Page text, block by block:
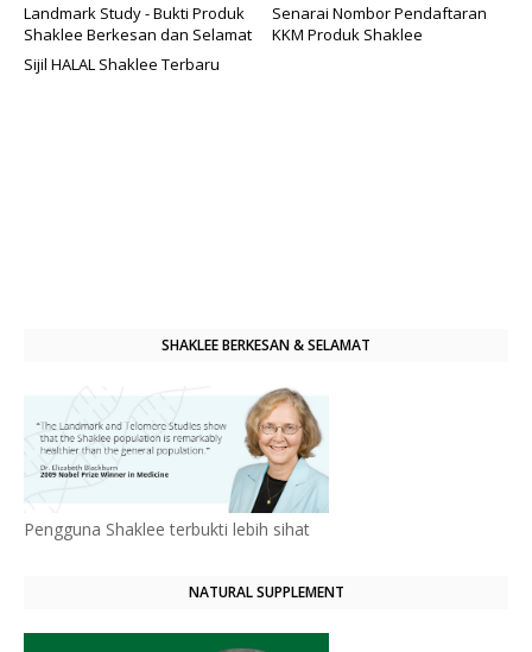
Landmark Study - Bukti Produk
Shaklee Berkesan dan Selamat
Senarai Nombor Pendaftaran
KKM Produk Shaklee
Sijil HALAL Shaklee Terbaru
SHAKLEE BERKESAN & SELAMAT
Pengguna Shaklee terbukti lebih sihat
NATURAL SUPPLEMENT